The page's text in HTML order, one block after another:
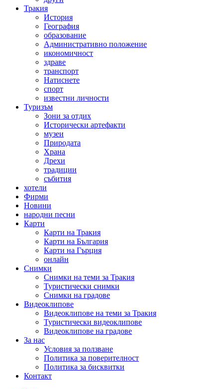
Тракия
История
География
образование
Административно положение
икономичност
здраве
транспорт
Натиснете
спорт
известни личности
Туризъм
Зони за отдих
Исторически артефакти
музеи
Природата
Храна
Дрехи
традиции
събития
хотели
Фирми
Новини
народни песни
Карти
Карти на Тракия
Карти на България
Карти на Гърция
онлайн
Снимки
Снимки на теми за Тракия
Туристически снимки
Снимки на градове
Видеоклипове
Видеоклипове на теми за Тракия
Туристически видеоклипове
Видеоклипове на градове
За нас
Условия за ползване
Политика за поверителност
Политика за бисквитки
Контакт